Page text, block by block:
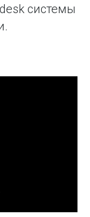
системы